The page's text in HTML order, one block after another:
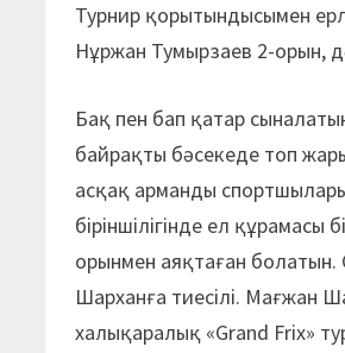
Турнир қорытындысымен
Нұржан Тумырзаев 2-орын,
Бақ пен бап қатар
байрақты бәсекеде топ
асқақ арманды
біріншілігінде ел
орынмен аяқтаған
Шарханға тиесілі. Мағжан
халықаралық «Grand Frix»